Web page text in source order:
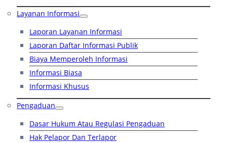
Layanan Informasi
Laporan Layanan Informasi
Laporan Daftar Informasi Publik
Biaya Memperoleh Informasi
Informasi Biasa
Informasi Khusus
Pengaduan
Dasar Hukum Atau Regulasi Pengaduan
Hak Pelapor Dan Terlapor